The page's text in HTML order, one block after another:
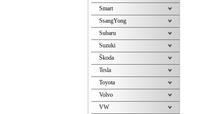
Smart
SsangYong
Subaru
Suzuki
Škoda
Tesla
Toyota
Volvo
VW